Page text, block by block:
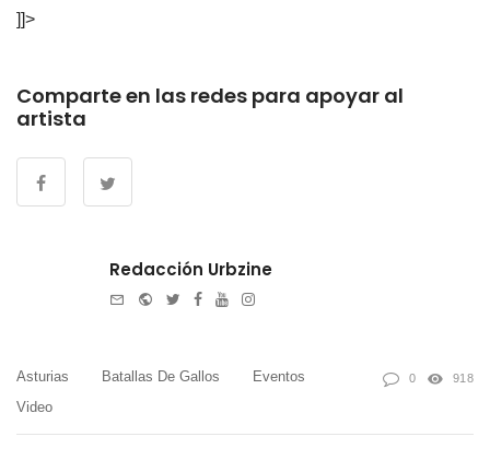
]]>
Comparte en las redes para apoyar al
artista
Redacción Urbzine
WebsiteTwitter
Facebook
YoutubeInstagram
Asturias Batallas De Gallos
Eventos
Video
0 918